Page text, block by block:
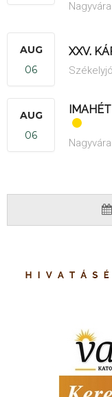
AUG
06
XXV.
Székelyjó
AUG
06